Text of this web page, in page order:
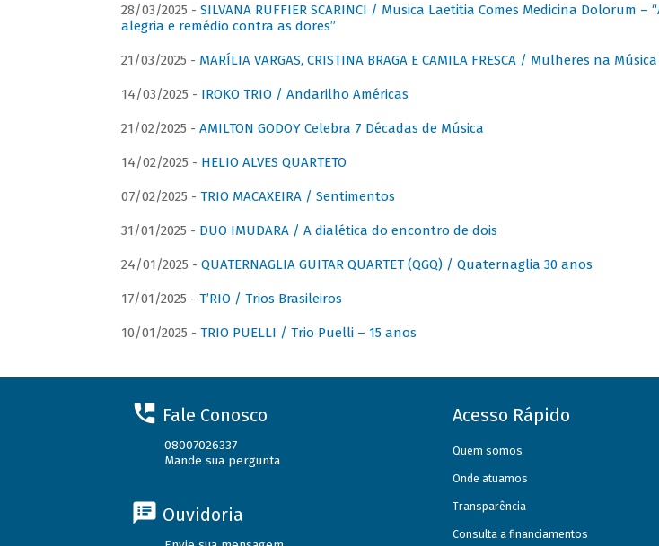
28/03/2025 - SILVANA RUFFIER SCARINCI / Musica Laetitia Comes Medicina Dolorum
alegria e remédio contra as dores”
21/03/2025 - MARÍLIA VARGAS, CRISTINA BRAGA E CAMILA FRESCA / Mulheres na Música
14/03/2025 - IROKO TRIO / Andarilho Américas
21/02/2025 - AMILTON GODOY Celebra 7 Décadas de Música
14/02/2025 - HELIO ALVES QUARTETO
07/02/2025 - TRIO MACAXEIRA / Sentimentos
31/01/2025 - DUO IMUDARA / A dialética do encontro de dois
24/01/2025 - QUATERNAGLIA GUITAR QUARTET (QGQ) / Quaternaglia 30 anos
17/01/2025 - T’RIO / Trios Brasileiros
10/01/2025 - TRIO PUELLI / Trio Puelli – 15 anos
Fale Conosco
08007026337
Mande sua pergunta
Ouvidoria
Acesso Rápido
Quem somos
Onde atuamos
Transparência
Consulta a financiamentos